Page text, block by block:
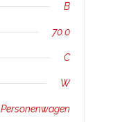
B
70.0
C
W
Personenwagen